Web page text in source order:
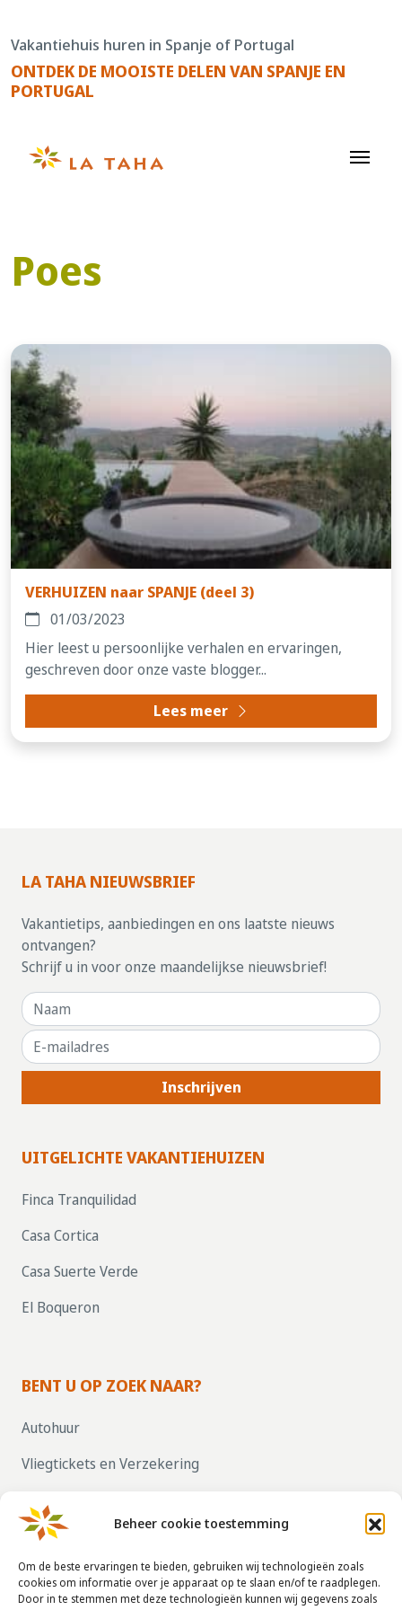
Beheer cookie toestemming
Om de beste ervaringen te bieden, gebruiken wij technologieën zoals
cookies om informatie over je apparaat op te slaan en/of te raadplegen.
Door in te stemmen met deze technologieën kunnen wij gegevens zoals
de
content
Vakantiehuis huren in Spanje of Portugal
ONTDEK DE MOOISTE DELEN VAN SPANJE EN
PORTUGAL
Poes
VERHUIZEN naar SPANJE (deel 3)
01/03/2023
Hier leest u persoonlijke verhalen en ervaringen,
geschreven door onze vaste blogger...
Lees meer
LA TAHA NIEUWSBRIEF
Vakantietips, aanbiedingen en ons laatste nieuws
ontvangen?
Schrijf u in voor onze maandelijkse nieuwsbrief!
Inschrijven
UITGELICHTE VAKANTIEHUIZEN
Finca Tranquilidad
Casa Cortica
Casa Suerte Verde
El Boqueron
BENT U OP ZOEK NAAR?
Autohuur
Vliegtickets en Verzekering
ZELF UW HUIS VERHUREN, KLIK HIER!
CONTACTGEGEVENS